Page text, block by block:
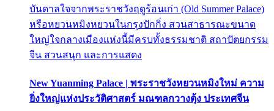
บันดาลใจจากพระราชวังฤดูร้อนเก่า (Old Summer Palace)
หรือหยวนหมิงหยวนในกรุงปักกิ่ง สวนสาธารณะขนาด
ใหญ่ใจกลางเมืองแห่งนี้มีครบทั้งธรรมชาติ สถาปัตยกรรม
จีน สวนสนุก และการแสดง
New Yuanming Palace | พระราชวังหยวนหมิงใหม่ ความ
ยิ่งใหญ่แห่งประวัติศาสตร์ มณฑลกวางตุ้ง ประเทศจีน